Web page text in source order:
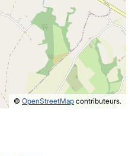
© OpenStreetMap contributeurs.